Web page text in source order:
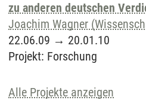
zu anderen deutschen
Joachim Wagner
22.06.09 → 20.01.10
Projekt: Forschung
Alle Projekte anzeigen